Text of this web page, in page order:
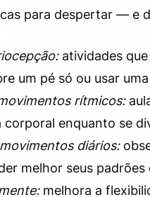
para despertar — e
atividades
um pé só ou usar
rítmicos:
corporal enquanto se
diários:
melhor seus padrões
melhora a